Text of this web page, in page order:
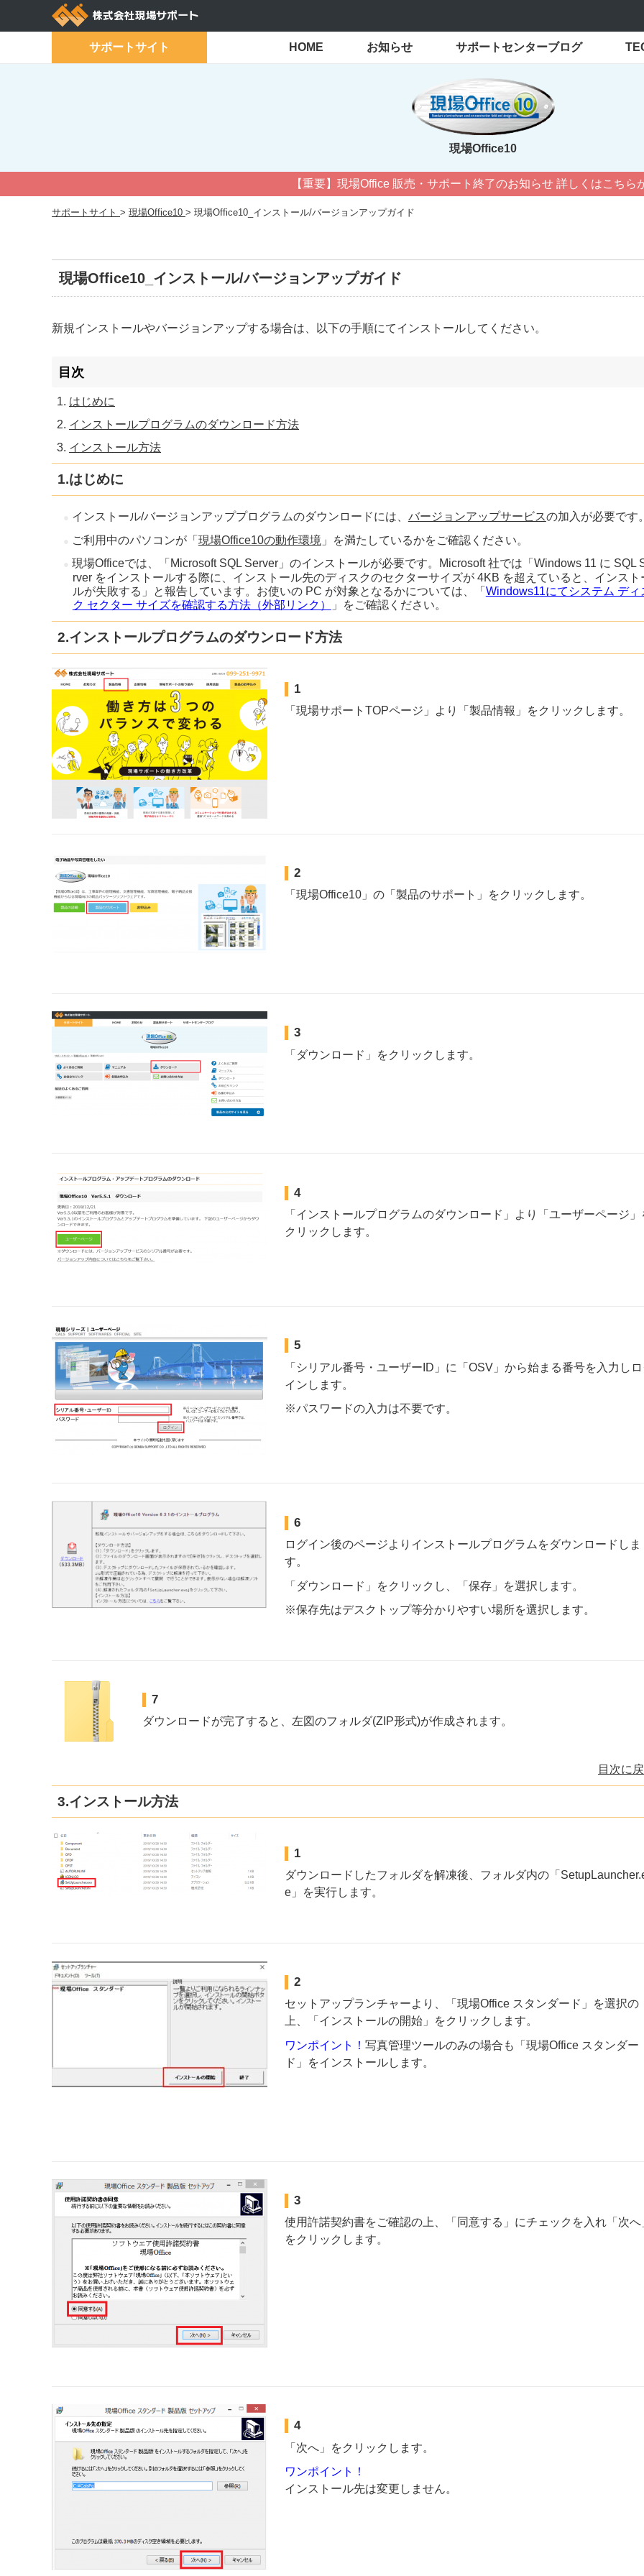
サポートサイト HOME お知らせ サポートセンターブログ
現場Office10
【重要】現場Office 販売・サポート終了のお知らせ 詳しくはこちら
サポートサイト > 現場Office10 > 現場Office10_インストール/バージョンアップガイド
現場Office10_インストール/バージョンアップガイド
新規インストールやバージョンアップする場合は、以下の手順にてインストールしてください。
目次
はじめに
インストールプログラムのダウンロード方法
インストール方法
1.はじめに
インストール/バージョンアッププログラムのダウンロードには、 バージョンアップサービスの加入が必要です
ご利用中のパソコンが「 現場Office10の動作環境 」を満たしているかをご確認ください。
現場Officeでは、「Microsoft SQL Server」のインストールが必要です。Microsoft 社では「Windows 11 に SQL
rver をインストールする際に、インストール先のディスクのセクターサイズが 4KB を超えていると、インスト
ルが失敗する」と報告しています。お使いの PC が対象となるかについては、「 Windows11にてシステム ディ
ク セクター サイズを確認する方法（外部リンク）
」をご確認ください。
2.インストールプログラムのダウンロード方法
1
「現場サポートTOPページ」より「製品情報」をクリックします。
2
「現場Office10」の「製品のサポート」をクリックします。
3
「ダウンロード」をクリックします。
4
「インストールプログラムのダウンロード」より「ユーザーページ」
クリックします。
5
「シリアル番号・ユーザーID」に「OSV」から始まる番号を入力し
インします。
※パスワードの入力は不要です。
6
ログイン後のページよりインストールプログラムをダウンロードしま
す。
「ダウンロード」をクリックし、「保存」を選択します。
※保存先はデスクトップ等分かりやすい場所を選択します。
7
ダウンロードが完了すると、左図のフォルダ(ZIP形式)が作成されます。
目次に
3.インストール方法
1
ダウンロードしたフォルダを解凍後、フォルダ内の「
e」を実行します。
2
セットアップランチャーより、「現場Office スタンダード」を選択の
上、「インストールの開始」をクリックします。
ワンポイント！ 写真管理ツールのみの場合も「現場Office スタンダー
ド」をインストールします。
3
使用許諾契約書をご確認の上、「同意する」にチェックを入れ「次へ
をクリックします。
4
「次へ」をクリックします。
ワンポイント！
インストール先は変更しません。